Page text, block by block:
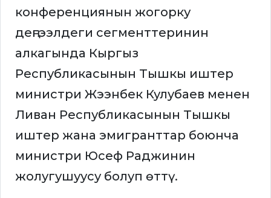
конференциянын жогорку
деңгээлдеги сегменттеринин
алкагында Кыргыз
Республикасынын Тышкы иштер
министри Жээнбек Кулубаев менен
Ливан Республикасынын Тышкы
иштер жана эмигранттар боюнча
министри Юсеф Раджинин
жолугушуусу болуп өттү.